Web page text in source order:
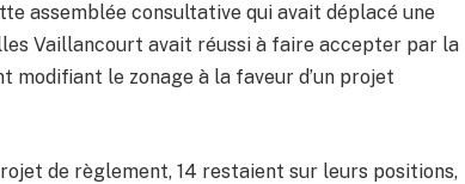
assemblée consultative qui avait déplacé une
Vaillancourt avait réussi à faire accepter par la
modifiant le zonage à la faveur d’un projet
de règlement, 14 restaient sur leurs positions,